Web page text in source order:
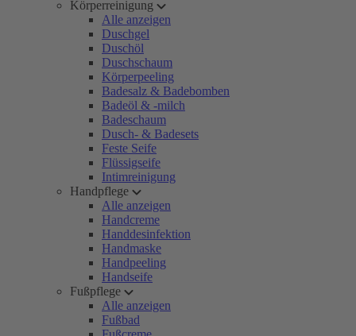
Körperreinigung
Alle anzeigen
Duschgel
Duschöl
Duschschaum
Körperpeeling
Badesalz & Badebomben
Badeöl & -milch
Badeschaum
Dusch- & Badesets
Feste Seife
Flüssigseife
Intimreinigung
Handpflege
Alle anzeigen
Handcreme
Handdesinfektion
Handmaske
Handpeeling
Handseife
Fußpflege
Alle anzeigen
Fußbad